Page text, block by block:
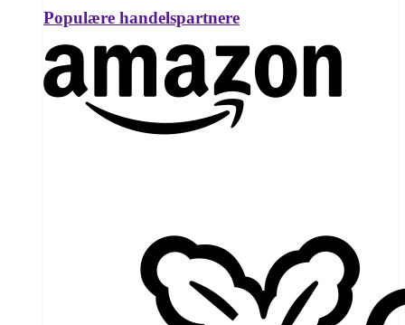
Populære handelspartnere